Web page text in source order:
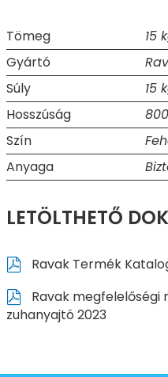
Tömeg
15
Gyártó
Súly
15
Hosszúság
Szín
Anyaga
LETÖLTHETŐ
Ravak Termék
Ravak megfelelőségi
zuhanyajtó 2023